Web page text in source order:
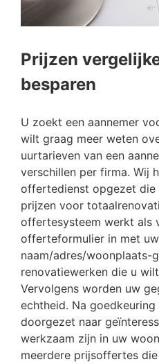
Prijzen
besparen
U zoekt een aannemer
wilt graag meer weten
uurtarieven van een
verschillen per firma. Wij
offertedienst opgezet
prijzen voor
offertesysteem werkt als
offerteformulier in met uw
naam/adres/woonplaats-
renovatiewerken die u
Vervolgens worden uw
echtheid. Na
doorgezet naar
werkzaam zijn in uw
meerdere prijsoffertes